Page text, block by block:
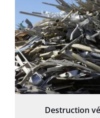
Destruction